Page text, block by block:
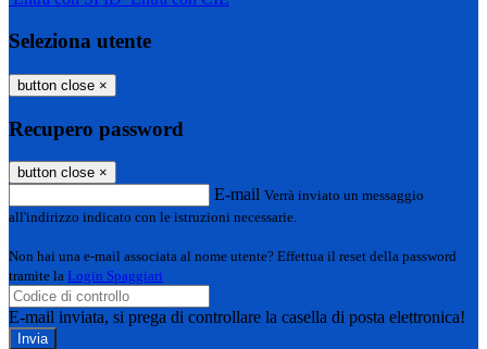
Seleziona utente
button close ×
Recupero password
button close ×
E-mail Verrà inviato un messaggio
all'indirizzo indicato con le istruzioni necessarie.
Non hai una e-mail associata al nome utente? Effettua il reset della password
tramite la Login Spaggiari
E-mail inviata, si prega di controllare la casella di posta elettronica!